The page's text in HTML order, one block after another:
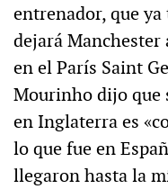
entrenador, que
dejará Manchester
en el París Saint
Mourinho dijo que
en Inglaterra es
lo que fue en
llegaron hasta la